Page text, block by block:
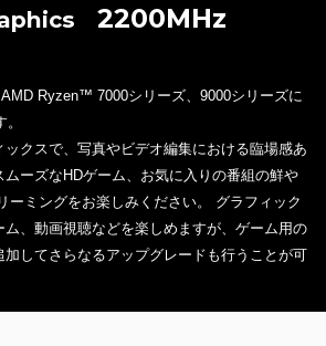
2200MHz
Ryzen™ 7000シリーズ、9000シリーズに
クスで、写真やビデオ編集における臨場感あ
ーズなHDゲーム、お気に入りの番組の鮮や
ーミングをお楽しみください。 グラフィック
ム、動画視聴などを楽しめますが、ゲーム用の
加してさらなるアップグレードも行うことが可